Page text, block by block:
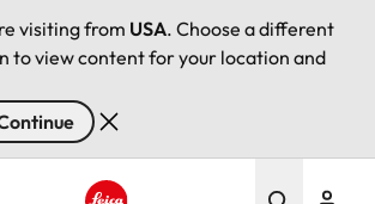
visiting from USA. Choose a different
to view content for your location and